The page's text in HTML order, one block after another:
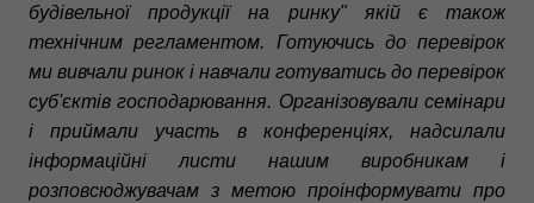
будівельної продукції на ринку" якій є також
технічним регламентом. Готуючись до перевірок
ми вивчали ринок і навчали готуватись до перевірок
суб'єктів господарювання. Організовували семінари
і приймали участь в конференціях, надсилали
інформаційні листи нашим виробникам і
розповсюджувачам з метою проінформувати про